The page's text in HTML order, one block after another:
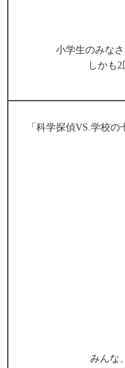
小学生のみな
しかも
「科学探偵VS.学校
みんな